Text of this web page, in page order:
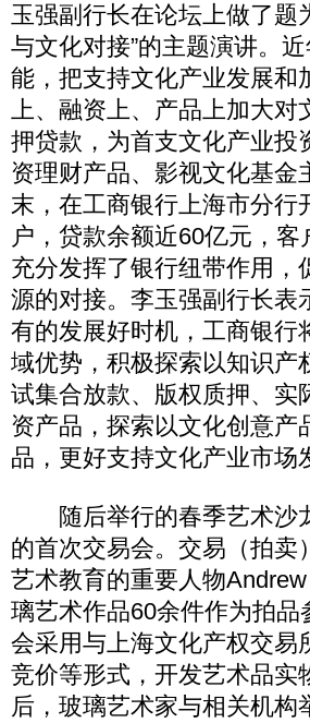
玉强副行长在论坛上做了题
与文化对接”的主题演讲。
能，把支持文化产业发展和
上、融资上、产品上加大对
押贷款，为首支文化产业投
资理财产品、影视文化基金
末，在工商银行上海市分行
户，贷款余额近60亿元，
充分发挥了银行纽带作用
源的对接。李玉强副行长表
有的发展好时机，工商银行
域优势，积极探索以知识产
试集合放款、版权质押、实
资产品，探索以文化创意
品，更好支持文化产业市场
随后举行的春季艺术沙
的首次交易会。交易（拍卖
艺术教育的重要人物
璃艺术作品60余件作为拍
会采用与上海文化产权交易
竞价等形式，开发艺术品实
后，玻璃艺术家与相关机